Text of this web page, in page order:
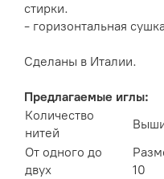
стирки.
- горизонтальная
Сделаны в Италии.
Предлагаемые иглы:
Количество
нитей
От одного до
двух
10